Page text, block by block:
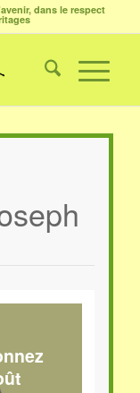
dans le respect